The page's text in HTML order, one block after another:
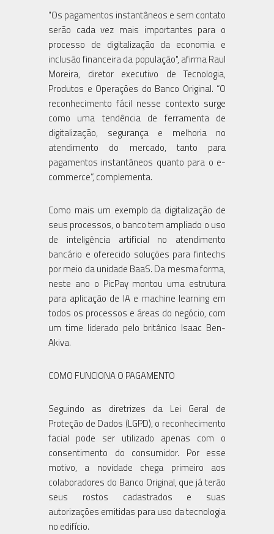
"Os pagamentos instantâneos e sem contato
serão cada vez mais importantes para o
processo de digitalização da economia e
inclusão financeira da população", afirma Raul
Moreira, diretor executivo de Tecnologia,
Produtos e Operações do Banco Original. “O
reconhecimento fácil nesse contexto surge
como uma tendência de ferramenta de
digitalização, segurança e melhoria no
atendimento do mercado, tanto para
pagamentos instantâneos quanto para o e-
commerce”, complementa.
Como mais um exemplo da digitalização de
seus processos, o banco tem ampliado o uso
de inteligência artificial no atendimento
bancário e oferecido soluções para fintechs
por meio da unidade BaaS. Da mesma forma,
neste ano o PicPay montou uma estrutura
para aplicação de IA e machine learning em
todos os processos e áreas do negócio, com
um time liderado pelo britânico Isaac Ben-
Akiva.
COMO FUNCIONA O PAGAMENTO
Seguindo as diretrizes da Lei Geral de
Proteção de Dados (LGPD), o reconhecimento
facial pode ser utilizado apenas com o
consentimento do consumidor. Por esse
motivo, a novidade chega primeiro aos
colaboradores do Banco Original, que já terão
seus rostos cadastrados e suas
autorizações emitidas para uso da tecnologia
no edifício.